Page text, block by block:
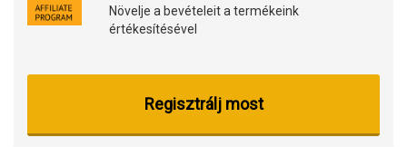
Növelje a bevételeit a termékeink
értékesítésével
Regisztrálj most